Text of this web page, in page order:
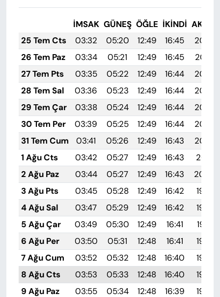
İMSAK GÜNEŞ ÖĞLE İKINDI
25 Tem Cts
03:32 05:20 12:49 16:45
20:08
26 Tem Paz
03:34 05:21 12:49 16:45
20:07
27 Tem Pts
03:35 05:22 12:49 16:44
20:06
28 Tem Sal
03:36 05:23 12:49 16:44
20:05
29 Tem Çar
03:38 05:24 12:49 16:44
20:04
30 Tem Per
03:39 05:25 12:49 16:44
20:03
31 Tem Cum
03:41 05:26 12:49 16:43
20:02
1 Ağu Cts
03:42 05:27 12:49 16:43
20:01
2 Ağu Paz
03:44 05:27 12:49 16:43
20:00
3 Ağu Pts
03:45 05:28 12:49 16:42
19:59
4 Ağu Sal
03:47 05:29 12:49 16:42
19:58
5 Ağu Çar
03:49 05:30 12:49 16:41
19:57
6 Ağu Per
03:50 05:31 12:48 16:41
19:55
7 Ağu Cum
03:52 05:32 12:48 16:40
19:54
8 Ağu Cts
03:53 05:33 12:48 16:40
19:53
9 Ağu Paz
03:55 05:34 12:48 16:39
19:52